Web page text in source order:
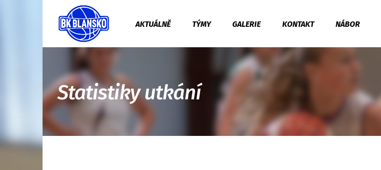
AKTUÁLNĚ TÝMY GALERIE KONTAKT NÁBOR
Statistiky utkání